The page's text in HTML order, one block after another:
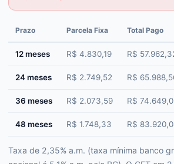
Prazo Parcela Fixa Total Pago
12 meses R$ 4.830,19 R$
24 meses R$ 2.749,52 R$
36 meses R$ 2.073,59 R$
48 meses R$ 1.748,33 R$
Taxa de 2,35% a.m. (taxa mínima banco